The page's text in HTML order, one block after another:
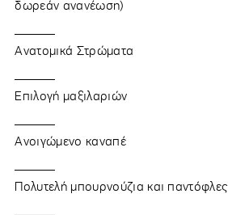
δωρεάν ανανέωση)
Ανατομικά Στρώματα
Επιλογή μαξιλαριών
Ανοιγώμενο καναπέ
Πολυτελή μπουρνούζια και παντόφλες